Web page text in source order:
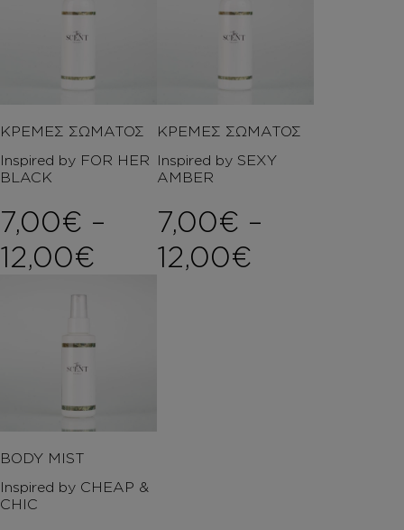
ΚΡΕΜΕΣ ΣΩΜΑΤΟΣ
Inspired by FOR HER
BLACK
7,00€ –
12,00€ Price range: 7,00€
ΚΡΕΜΕΣ ΣΩΜΑΤΟΣ
Inspired by SEXY
AMBER
7,00€ –
12,00€
BODY MIST
Inspired by CHEAP &
CHIC